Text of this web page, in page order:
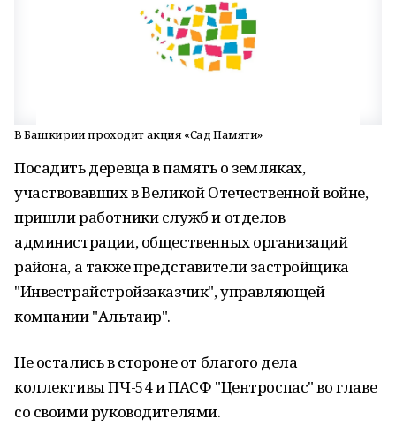
В Башкирии проходит акция «Сад Памяти»
Посадить деревца в память о земляках,
участвовавших в Великой Отечественной войне,
пришли работники служб и отделов
администрации, общественных организаций
района, а также представители застройщика
"Инвестрайстройзаказчик", управляющей
компании "Альтаир".
Не остались в стороне от благого дела
коллективы ПЧ-54 и ПАСФ "Центроспас" во главе
со своими руководителями.